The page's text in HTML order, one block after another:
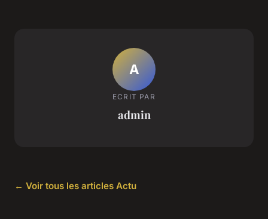
A
ECRIT PAR
admin
← Voir tous les articles Actu